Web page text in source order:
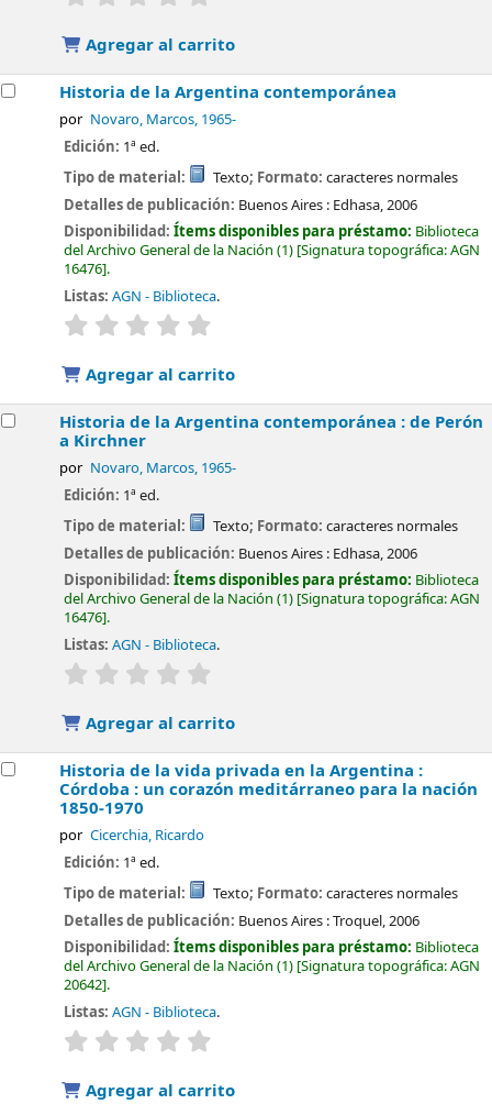
Agregar al carrito
Historia de la Argentina contemporánea
por Novaro, Marcos, 1965-
Edición: 1ª ed.
Tipo de material:
Texto; Formato: caracteres normales
Detalles de publicación: Buenos Aires : Edhasa,2006
Disponibilidad:Ítems disponibles para préstamo: Biblioteca
del Archivo General de la Nación (1) Signatura topográfica:AGN
16476 .
Listas: AGN - Biblioteca.
valoración
Agregar al carrito
Historia de la Argentina contemporánea : de Perón
a Kirchner
por Novaro, Marcos, 1965-
Edición: 1ª ed.
Tipo de material:
Texto; Formato: caracteres normales
Detalles de publicación: Buenos Aires : Edhasa,2006
Disponibilidad:Ítems disponibles para préstamo: Biblioteca
del Archivo General de la Nación (1) Signatura topográfica:AGN
16476 .
Listas: AGN - Biblioteca.
valoración
Agregar al carrito
Historia de la vida privada en la Argentina :
Córdoba : un corazón meditárraneo para la nación
1850-1970
por Cicerchia, Ricardo
Edición: 1ª ed.
Tipo de material:
Texto; Formato: caracteres normales
Detalles de publicación: Buenos Aires :Troquel,2006
Disponibilidad:Ítems disponibles para préstamo: Biblioteca
del Archivo General de la Nación (1) Signatura topográfica:AGN
20642 .
Listas: AGN - Biblioteca.
valoración
Agregar al carrito